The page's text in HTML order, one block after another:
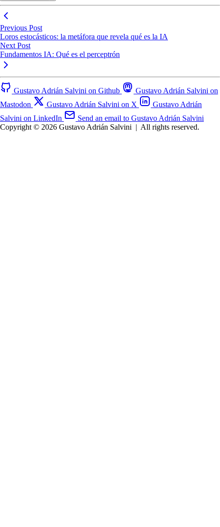
Previous Post
Loros estocásticos: la metáfora que revela qué es la IA
Next Post
Fundamentos IA: Qué es el perceptrón
Gustavo Adrián Salvini on Github
Gustavo Adrián Salvini on
Mastodon
Gustavo Adrián Salvini on X
Gustavo Adrián
Salvini on LinkedIn
Send an email to Gustavo Adrián Salvini
Copyright © 2026 Gustavo Adrián Salvini | All rights reserved.